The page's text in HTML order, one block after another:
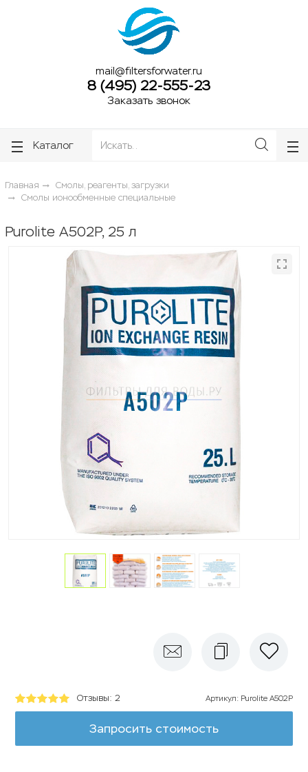
mail@filtersforwater.ru
8 (495) 22-555-23
Заказать звонок
Каталог
Главная
Смолы, реагенты, загрузки
Смолы ионообменные специальные
Purolite A502P, 25 л
Отзывы: 2 Артикул: Purolite A502P
Запросить стоимость